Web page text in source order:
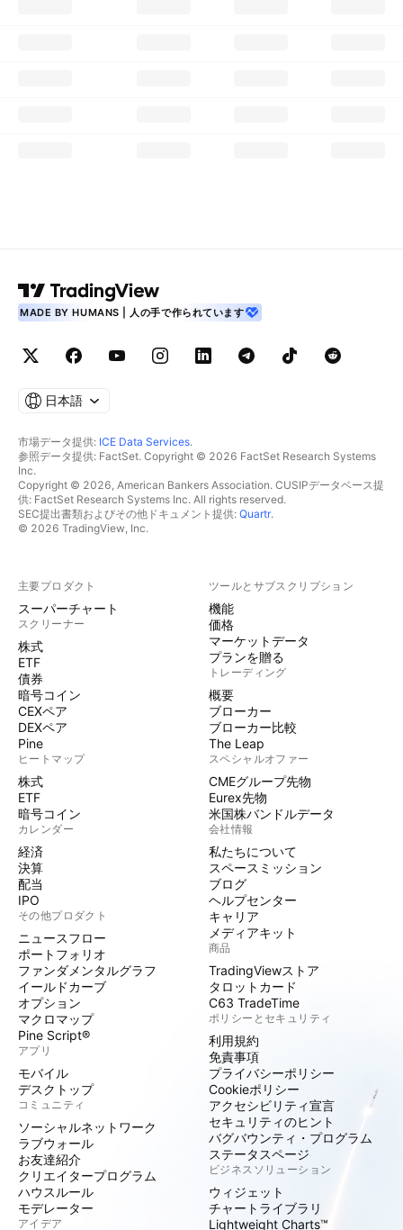
MADE BY HUMANS | 人の手で作られています
日本語
市場データ提供: ICE Data Services.
参照データ提供: FactSet. Copyright © 2026 FactSet Research Systems
Inc.
Copyright © 2026, American Bankers Association. CUSIPデータベース提
供: FactSet Research Systems Inc. All rights reserved.
SEC提出書類およびその他ドキュメント提供: Quartr.
© 2026 TradingView, Inc.
主要プロダクト
スーパーチャート
スクリーナー
株式
ETF
債券
暗号コイン
CEXペア
DEXペア
Pine
ヒートマップ
株式
ETF
暗号コイン
カレンダー
経済
決算
配当
IPO
その他プロダクト
ニュースフロー
ポートフォリオ
ファンダメンタルグラフ
イールドカーブ
オプション
マクロマップ
Pine Script®
アプリ
モバイル
デスクトップ
コミュニティ
ソーシャルネットワーク
ラブウォール
お友達紹介
クリエイタープログラム
ハウスルール
モデレーター
アイデア
ツールとサブスクリプション
機能
価格
マーケットデータ
プランを贈る
トレーディング
概要
ブローカー
ブローカー比較
The Leap
スペシャルオファー
CMEグループ先物
Eurex先物
米国株バンドルデータ
会社情報
私たちについて
スペースミッション
ブログ
ヘルプセンター
キャリア
メディアキット
商品
TradingViewストア
タロットカード
C63 TradeTime
ポリシーとセキュリティ
利用規約
免責事項
プライバシーポリシー
Cookieポリシー
アクセシビリティ宣言
セキュリティのヒント
バグバウンティ・プログラム
ステータスページ
ビジネスソリューション
ウィジェット
チャートライブラリ
Lightweight Charts™